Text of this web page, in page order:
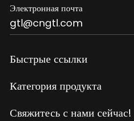
Электронная почта
gtl@cngtl.com
Быстрые ссылки
Категория продукта
Свяжитесь с нами сейчас!